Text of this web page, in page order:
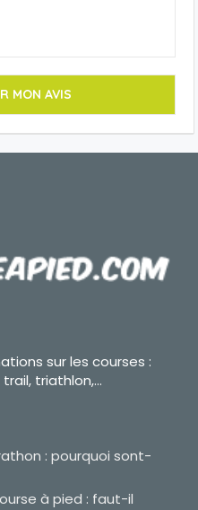
sur les courses :
triathlon,...
: pourquoi sont-
à pied : faut-il